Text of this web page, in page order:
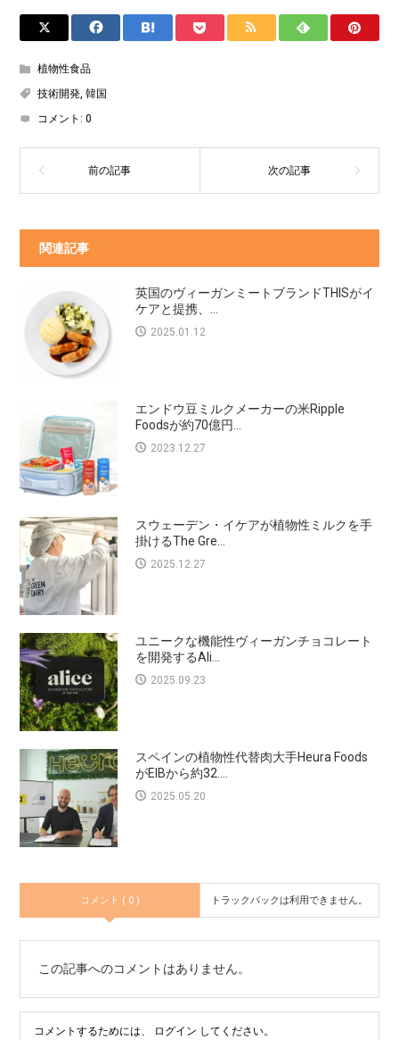
植物性食品
技術開発,韓国
コメント:0
関連記事
英国のヴィーガンミートブランドTHISがイ
ケアと提携、...
2025.01.12
エンドウ豆ミルクメーカーの米Ripple
Foodsが約70億円...
2023.12.27
スウェーデン・イケアが植物性ミルクを手
掛けるThe Gre...
2025.12.27
ユニークな機能性ヴィーガンチョコレート
を開発するAli...
2025.09.23
スペインの植物性代替肉大手Heura Foods
がEIBから約32....
2025.05.20
コメント ( 0 ) トラックバックは利用できません。
この記事へのコメントはありません。
コメントするためには、 ログイン してください。